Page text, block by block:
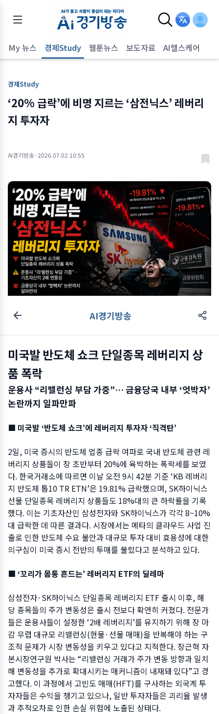
My 뉴스 경제Study 웹툰뉴스 보도자료 AI헬스케어
경제Study
‘20% 급락’에 비명 지르는 ‘삼전닉스’ 레버리
지 투자자
AI경기방송·2026.07.02 10:55
AI경기방송
미국발 반도체 쇼크 단일종목 레버리지 상
품 폭락
운용사 “리밸런싱 부담 가중”… 금융당국 내부 ‘엇박자’
논란까지 일파만파
■ 미국발 ‘반도체 쇼크’에 레버리지 투자자 ‘직격탄’
2일, 미국 증시의 반도체 업종 급락 여파로 국내 반도체 관련 레
버리지 상품들이 장 초반부터 20%에 육박하는 폭락세를 보였
다. 한국거래소에 따르면 이날 오전 9시 42분 기준 ‘KB 레버리
지 반도체 톱10 TR ETN’은 19.81% 급락했으며, SK하이닉스
선물 단일종목 레버리지 상품들도 18%대의 큰 하락률을 기록
했다. 이는 기초자산인 삼성전자와 SK하이닉스가 각각 8~10%
대 급락한 데 따른 결과다. 시장에서는 메타의 클라우드 사업 진
출로 인한 반도체 수요 불안과 대규모 투자 대비 효용성에 대한
의구심이 미국 증시 전반의 투매를 불렀다고 분석하고 있다.
■ ‘꼬리가 몸통 흔드는’ 레버리지 ETF의 딜레마
삼성전자·SK하이닉스 단일종목 레버리지 ETF 출시 이후, 해
당 종목들의 주가 변동성은 출시 전보다 확연히 커졌다. 전문가
들은 운용사들이 설정한 ‘2배 레버리지’를 유지하기 위해 장 마
감 무렵 대규모 리밸런싱(현물·선물 매매)을 반복해야 하는 구
조적 문제가 시장 변동성을 키우고 있다고 지적한다. 장근혁 자
본시장연구원 박사는 “리밸런싱 거래가 주가 변동 방향과 일치
해 변동성을 추가로 확대시키는 매커니즘이 내재돼 있다”고 경
고했다. 이 과정에서 고빈도 매매(HFT)를 구사하는 외국계 투
자자들은 수익을 챙기고 있으나, 일반 투자자들은 괴리율 발생
과 추적오차로 인한 손실 위험에 노출된 상태다.